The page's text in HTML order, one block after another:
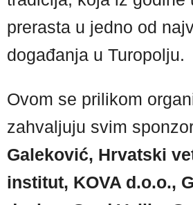
prerasta u jedno od
događanja u Turopolju.
Ovom se prilikom
zahvaljuju svim
Galeković, Hrvatski
institut, KOVA d.o.o.,